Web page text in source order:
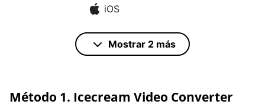
iOS
Converter
MacOS
pago
Mostrar 2 más
Método 1. Icecream Video Converter